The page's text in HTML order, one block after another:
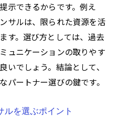
示できるからです。例え
サルは、限られた資源を活
す。選び方としては、過去
ュニケーションの取りやす
いでしょう。結論として、
パートナー選びの鍵です。
ルを選ぶポイント